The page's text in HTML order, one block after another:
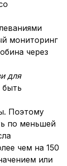
мониторинг
через
для
Поэтому
по меньшей
чем на 150
или